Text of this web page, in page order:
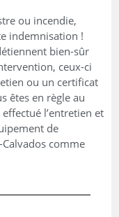
ou incendie,
indemnisation !
bien-sûr
ceux-ci
ou un certificat
êtes en règle au
l’entretien et
de
comme